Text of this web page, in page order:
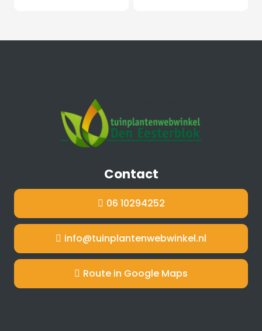
Contact
06 10294252
info@tuinplantenwebwinkel.nl
Route in Google Maps